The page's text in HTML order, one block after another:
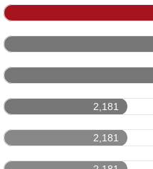
2,181
2,181